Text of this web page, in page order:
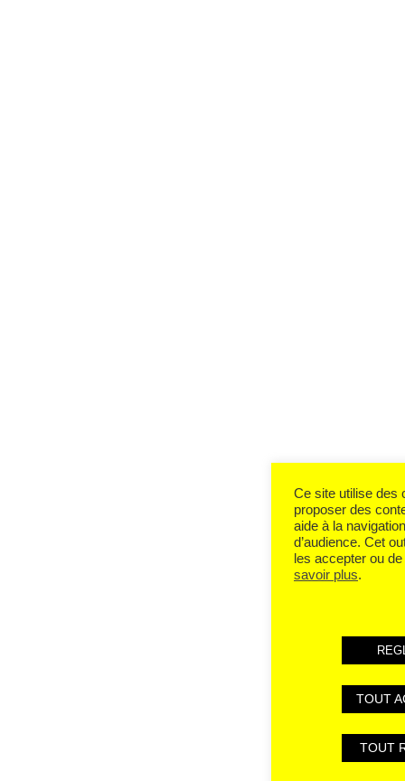
Ce site utilise des
proposer des
aide à la
d’audience. Cet
les accepter ou
savoir plus.
TOUT
TOUT